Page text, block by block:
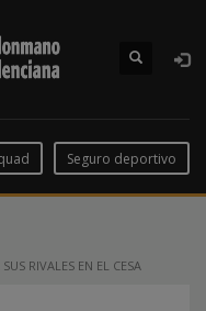
Seguro deportivo
RIVALES EN EL CESA